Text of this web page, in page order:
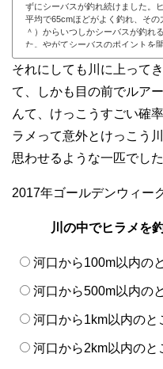
ずにシーバスが釣れ続けました。
平均で65cmほどがよく釣れ、そ
＾）からいつしかシーバスが釣れ
た。やがてシーバスのポイントを
れるようになり、あることに気づ
ではヒラメも釣れる ということで
それにしても川に上って
て、しかも目の前でルア
んて、けっこうすごい確
ラメって意外とけっこう
思わせるような一匹でした
2017年ゴールデンウィー
川の中でヒラメを
河口から100m以内の
河口から500m以内の
河口から1km以内のと
河口から2km以内のと